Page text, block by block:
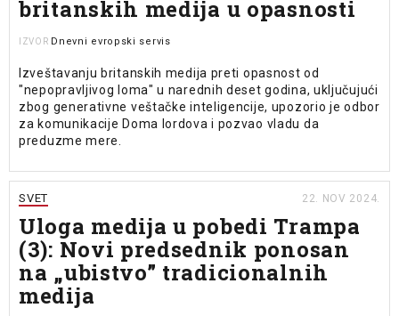
britanskih medija u opasnosti
IZVOR Dnevni evropski servis
Izveštavanju britanskih medija preti opasnost od
"nepopravljivog loma" u narednih deset godina, uključujući
zbog generativne veštačke inteligencije, upozorio je odbor
za komunikacije Doma lordova i pozvao vladu da
preduzme mere.
SVET 22. NOV 2024.
Uloga medija u pobedi Trampa
(3): Novi predsednik ponosan
na „ubistvo” tradicionalnih
medija